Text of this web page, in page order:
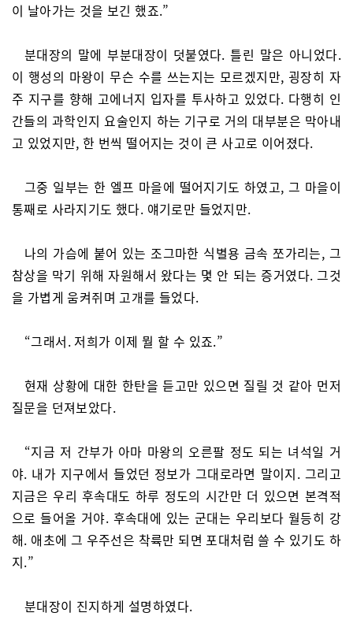
이 날아가는 것을 보긴 했죠.”
분대장의 말에 부분대장이 덧붙였다. 틀린 말은 아니었다.
이 행성의 마왕이 무슨 수를 쓰는지는 모르겠지만, 굉장히 자
주 지구를 향해 고에너지 입자를 투사하고 있었다. 다행히 인
간들의 과학인지 요술인지 하는 기구로 거의 대부분은 막아내
고 있었지만, 한 번씩 떨어지는 것이 큰 사고로 이어졌다.
그중 일부는 한 엘프 마을에 떨어지기도 하였고, 그 마을이
통째로 사라지기도 했다. 얘기로만 들었지만.
나의 가슴에 붙어 있는 조그마한 식별용 금속 쪼가리는, 그
참상을 막기 위해 자원해서 왔다는 몇 안 되는 증거였다. 그것
을 가볍게 움켜쥐며 고개를 들었다.
“그래서. 저희가 이제 뭘 할 수 있죠.”
현재 상황에 대한 한탄을 듣고만 있으면 질릴 것 같아 먼저
질문을 던져보았다.
“지금 저 간부가 아마 마왕의 오른팔 정도 되는 녀석일 거
야. 내가 지구에서 들었던 정보가 그대로라면 말이지. 그리고
지금은 우리 후속대도 하루 정도의 시간만 더 있으면 본격적
으로 들어올 거야. 후속대에 있는 군대는 우리보다 월등히 강
해. 애초에 그 우주선은 착륙만 되면 포대처럼 쓸 수 있기도 하
지.”
분대장이 진지하게 설명하였다.